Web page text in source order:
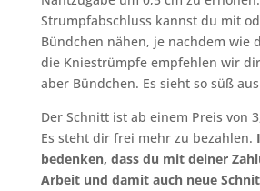
Strumpfabschluss kannst du mit
Bündchen nähen, je nachdem wie
die Kniestrümpfe empfehlen wir
aber Bündchen. Es sieht so süß
Der Schnitt ist ab einem Preis von
Es steht dir frei mehr zu bezahlen.
bedenken, dass du mit deiner
Arbeit und damit auch neue